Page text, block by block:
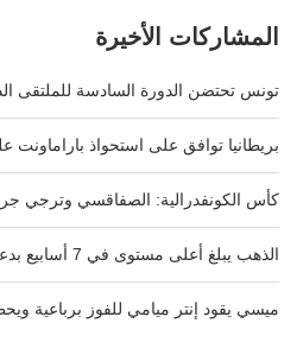
المشاركات الأخيرة
تونس تحتضن الدورة السادسة للملتقى
بريطانيا توافق على استحواذ باراماونت
كأس الكونفدرالية: الصفاقسي وترجي
الذهب يبلغ أعلى مستوى في 7 أسابيع بدعم من آمال فتح مضيق هرمز
ميسي يقود إنتر ميامي للفوز برباعية